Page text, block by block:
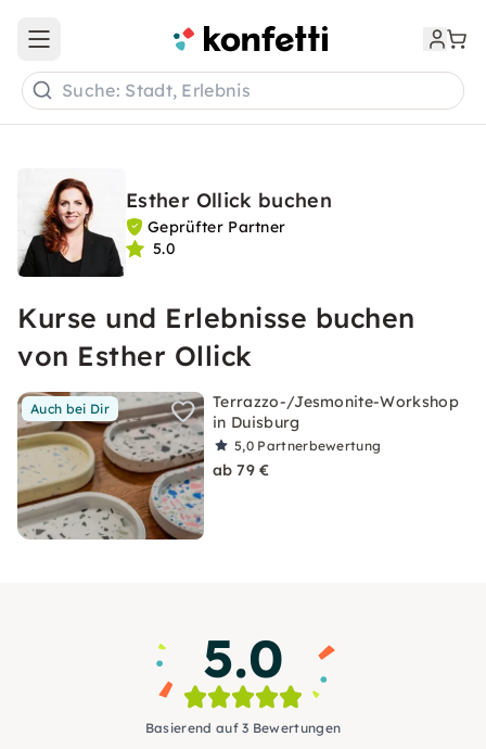
Open main menu
Suche: Stadt, Erlebnis
Esther Ollick buchen
Geprüfter Partner
5.0
Kurse und Erlebnisse buchen
von Esther Ollick
Auch bei Dir
Terrazzo-/Jesmonite-Workshop
in Duisburg
5,0 Partnerbewertung
ab 79 €
5.0
Basierend auf 3 Bewertungen